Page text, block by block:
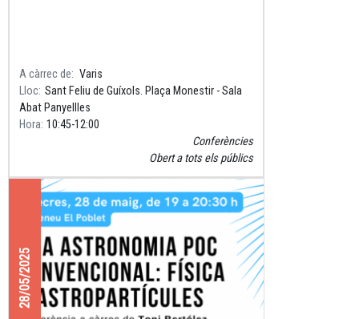
A càrrec de
Varis
Lloc Sant Feliu de Guíxols. Plaça Monestir - Sala
Abat Panyellles
Hora 10:45 12:00
Conferències
Obert a tots els públics
28/05/2025